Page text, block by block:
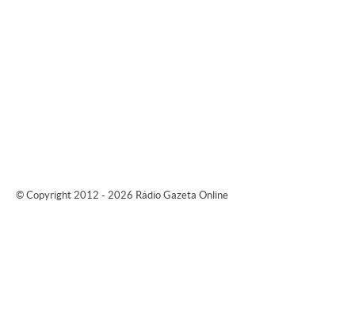
© Copyright 2012 - 2026 Rádio Gazeta Online